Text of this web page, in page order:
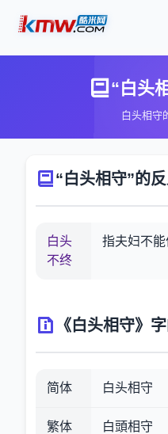
“白头
白头相守
“白头相守”的
白头
不终
指夫妇不能
《白头相守》
简体 白头相守
繁体
白頭相守